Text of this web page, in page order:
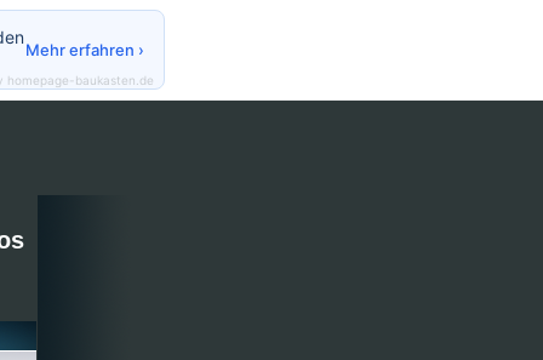
Mehr erfahren ›
homepage-baukasten.de